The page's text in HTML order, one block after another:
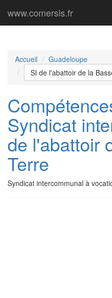
www.comersis.fr
Accueil
Guadeloupe
SI de l'abattoir de la
Syndicat
de l'abattoir
Terre
Syndicat intercommunal à